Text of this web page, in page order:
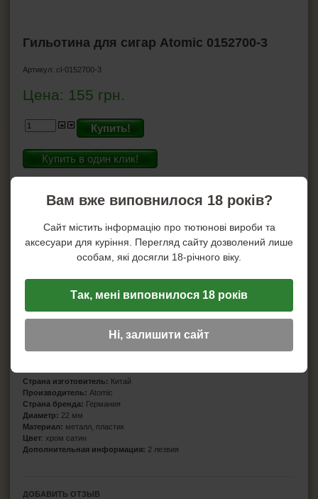
Гильотина для сигар Atomic 0152700-3
Артикул: cl-0152700-3
Цена: 155 грн.
Купить!
Купить в один клик!
Страна изготовитель: Китай
Производитель: Atomic
Страна бренда: Германия
Диаметр: 22 мм
Материал: металл, пластик
Цвет: хром сатин
Дополнительная информация: 2 лезвия
ДОБАВИТЬ ОТЗЫВ
HEADSHOP (ХЭДШОП)
КАЛЬЯНЫ И ВСЁ ДЛЯ НИХ
Вам вже виповнилося 18 років?
Сайт містить інформацію про тютюнові вироби та
аксесуари для куріння. Перегляд сайту дозволений лише
особам, які досягли 18-річного віку.
Так, мені виповнилося 18 років
Ні, залишити сайт